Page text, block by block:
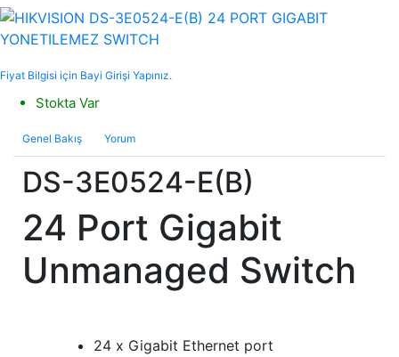
Fiyat Bilgisi için Bayi Girişi Yapınız.
Stokta Var
Genel Bakış Yorum
DS-3E0524-E(B)
24 Port Gigabit
Unmanaged Switch
24 x Gigabit Ethernet port